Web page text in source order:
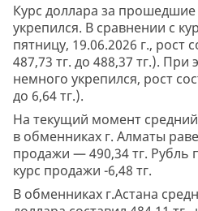
Курс доллара за
укрепился. В сравнении с
пятницу, 19.06.2026 г., рост
487,73 тг. до 488,37 тг.). При
немного укрепился, рост
до 6,64 тг.).
На текущий момент
в обменниках г. Алматы
продажи — 490,34 тг. Рубль
курс продажи -6,48 тг.
В обменниках г.Астана